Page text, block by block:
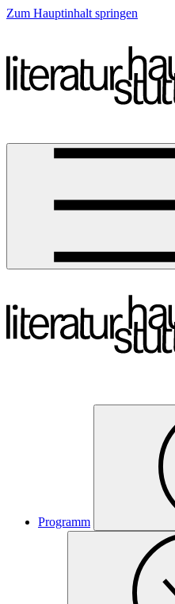
Zum Hauptinhalt springen
Programm